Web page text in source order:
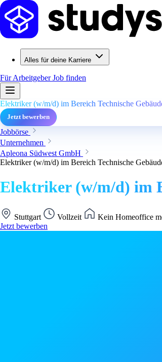
Alles für deine Karriere
Für ArbeitgeberJob finden
Elektriker (w/m/d) im Bereich Technische
Jetzt bewerben
Jobbörse
Unternehmen
Apleona Südwest GmbH
Elektriker (w/m/d) im Bereich Technische
Elektriker (w/m/d) im
Stuttgart Vollzeit
Kein Homeoffice
Jetzt bewerben